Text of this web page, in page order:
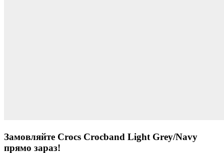
Замовляйте Crocs Crocband Light Grey/Navy
прямо зараз!